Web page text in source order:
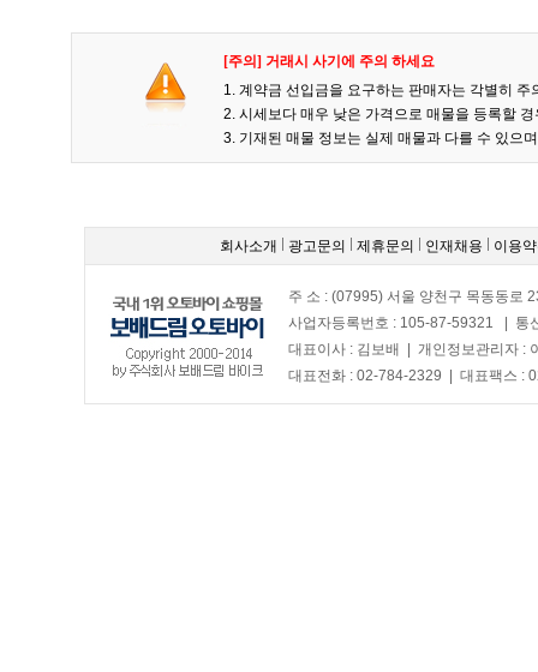
[주의] 거래시 사기에 주의 하세요
1. 계약금 선입금을 요구하는 판매자는 각별히 주
2. 시세보다 매우 낮은 가격으로 매물을 등록할
3. 기재된 매물 정보는 실제 매물과 다를 수 있으
회사소개 광고문의 제휴문의 인재채용 이용
주 소 : (07995) 서울 양천구 목동동로
사업자등록번호 : 105-87-59321 | 통
대표이사 : 김보배 | 개인정보관리자 :
대표전화 : 02-784-2329 | 대표팩스 :